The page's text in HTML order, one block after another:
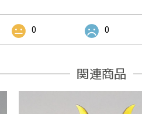
0 0
関連商品